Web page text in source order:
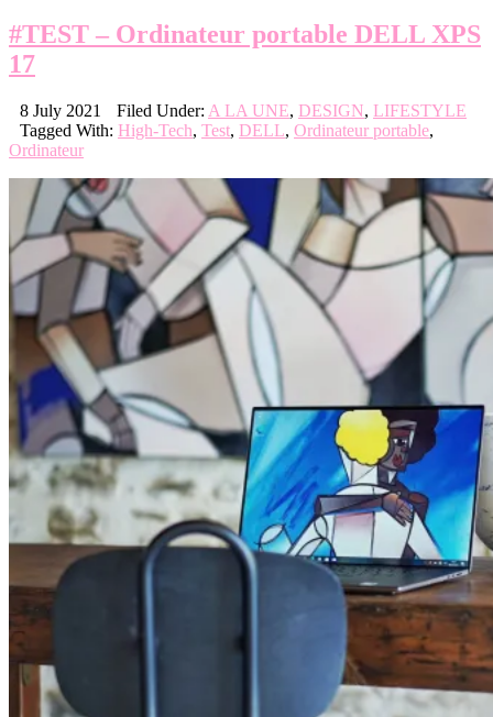
#TEST – Ordinateur portable DELL XPS
17
8 July 2021 Filed Under: A LA UNE, DESIGN, LIFESTYLE
Tagged With: High-Tech, Test, DELL, Ordinateur portable,
Ordinateur